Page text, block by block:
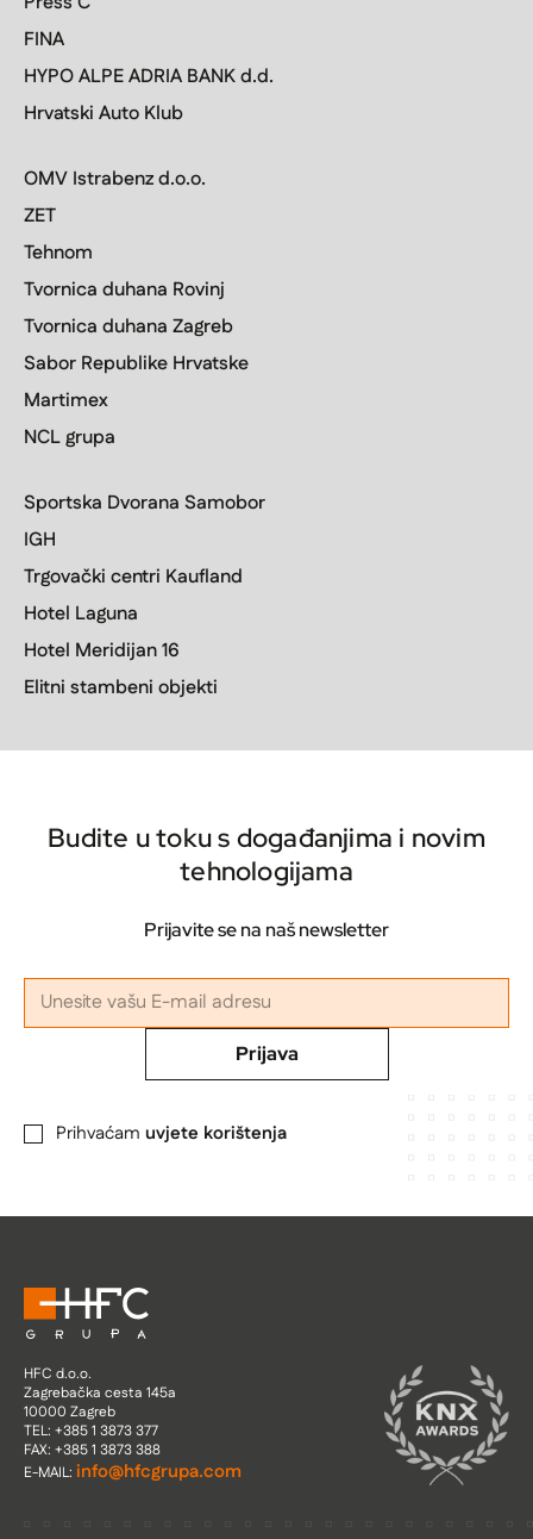
FINA
HYPO ALPE ADRIA BANK d.d.
Hrvatski Auto Klub
OMV Istrabenz d.o.o.
ZET
Tehnom
Tvornica duhana Rovinj
Tvornica duhana Zagreb
Sabor Republike Hrvatske
Martimex
NCL grupa
Sportska Dvorana Samobor
IGH
Trgovački centri Kaufland
Hotel Laguna
Hotel Meridijan 16
Elitni stambeni objekti
Budite u toku s događanjima i novim
tehnologijama
Prijavite se na naš newsletter
Prijava
Prihvaćam uvjete korištenja
HFC d.o.o.
Zagrebačka cesta 145a
10000 Zagreb
TEL: +385 1 3873 377
FAX: +385 1 3873 388
E-MAIL: info@hfcgrupa.com